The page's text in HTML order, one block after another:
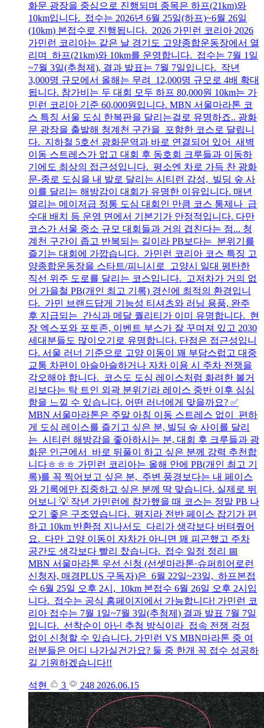
화문 광장을 중심으로 진행되며 종목은 하프(21km)와
10km입니다. 접수는 2026년 6월 25일(하프)~6월 26일
(10km) 본접수로 진행됩니다. 2026 가민런 코리아 2026
가민런 코리아는 같은 날 경기도 고양종합운동장에서 열
리며 하프(21km)와 10km를 운영합니다. 접수는 7월 1일
~7월 3일(추첨제), 결과 발표는 7월 7일입니다. 작년
3,000명 규모에서 올해는 무려 12,000명 규모로 4배 확대
됩니다. 참가비는 두 대회 모두 하프 80,000원 10km는 가
민런 코리아 기준 60,000원입니다. MBN 서울마라톤 코
스 특징 서울 도심 한복판을 달리는걸로 유명하죠.. 광화
문 광장을 출발해 청계천 구간을 포함한 코스로 달립니
다. 지하철 5호선 광화문역과 바로 연결되어 있어 새벽
이동 스트레스가 없고 대회 후 동호회 크루들과 이동하
기에도 최상의 접근성입니다. 평소엔 차로 가득 찬 광화
문-종로 도심을 내 발로 달리는 시티런 감성, 빌딩 숲 사
이를 달리는 해방감이 대회가 유명한 이유입니다. 매년
열리는 메이저급 정통 도심 대회인 만큼 코스 통제나 급
수대 배치 등 운영 면에서 기본기가 안정적입니다. 다만
코스가 서울 중소 규모 대회들과 거의 겹친다는 점... 청
계천 구간이 좁고 반복되는 길이라 PB보다는 분위기를
즐기는 대회에 가깝습니다. 가민런 코리아 코스 특징 고
양종합운동장을 스타트/피니시로 고양시 일대 평탄한
직선 위주 도로를 달리는 코스입니다. 고저차가 거의 없
어 가을철 PB(개인 최고 기록) 경신에 최적의 환경입니
다. 가민 브랜드답게 기능성 티셔츠와 러닝 용품, 완주
후 지급되는 간식과 메달 퀄리티가 이미 유명합니다. 현
장 엑스포와 포토존, 이벤트 부스가 잘 꾸며져 있고 2030
세대분들도 많이오기로 유명합니다. 단점은 접근성입니
다. 서울 러너 기준으로 고양 이동이 꽤 부담스럽고 대중
교통 차편이 아슬아슬하거나 자차 이용 시 주차 전쟁을
각오해야 합니다. 코스도 도심 레이스처럼 화려한 볼거
리보다는 탁 트인 외곽 분위기라 레이스 중반 이후 심심
함을 느낄 수 있습니다. 어떤 러너에게 맞을까요? ✅
MBN 서울마라톤은 주말 아침 이동 스트레스 없이 편하
게 도심 레이스를 즐기고 싶은 분, 빌딩 숲 사이를 달리
는 시티런 해방감을 좋아하시는 분, 대회 후 크루들과 광
화문 인근에서 바로 뒤풀이 하고 싶은 분께 강력 추천합
니다ㅎㅎㅎ 가민런 코리아는 올해 안에 PB(개인 최고 기
록)를 꼭 찍어보고 싶은 분, 주변 풍경보다는 내 페이스
와 기록에만 집중하고 싶은 분께 딱 맞습니다. 실제로 뛰
어보니 💡 작년 가민런에 참가했을 때 코스는 정말 PB 나
오기 좋은 구조였습니다. 평지라 전반 페이스 잡기가 편
하고 10km 반환점 지나서도 다리가 생각보다 버텨줬어
요. 다만 고양 이동이 자차가 아니면 꽤 피곤했고 주차
공간도 생각보다 빨리 찼습니다. 접수 일정 정리 📅
MBN 서울마라톤 우선 신청 (선셋마라톤·슈퍼히어로런
신청자, 매경PLUS 구독자)은 6월 22일~23일, 하프본접
수 6월 25일 오후 2시, 10km 본접수 6월 26일 오후 2시입
니다. 접수는 공식 홈페이지에서 가능합니다! 가민런 코
리아 접수는 7월 1일~7월 3일(추첨제) 결과 발표 7월 7일
입니다. 선착순이 아닌 추첨 방식이라 접속 전쟁 걱정
없이 신청할 수 있습니다. 가민런 VS MBN마라톤 중 여
러분들은 어디 나가실건가요? 둘 중 한개 꼭 접수 성공하
길 기원하겠습니다!!
석현 3 248 2026.06.15